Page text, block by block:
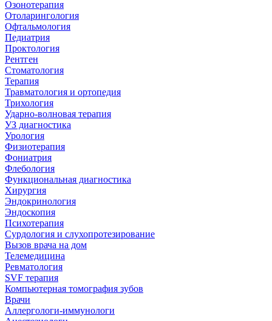
Озонотерапия
Отоларингология
Офтальмология
Педиатрия
Проктология
Рентген
Стоматология
Терапия
Травматология и ортопедия
Трихология
Ударно-волновая терапия
УЗ диагностика
Урология
Физиотерапия
Фониатрия
Флебология
Функциональная диагностика
Хирургия
Эндокринология
Эндоскопия
Психотерапия
Сурдология и слухопротезирование
Вызов врача на дом
Телемедицина
Ревматология
SVF терапия
Компьютерная томография зубов
Врачи
Аллергологи-иммунологи